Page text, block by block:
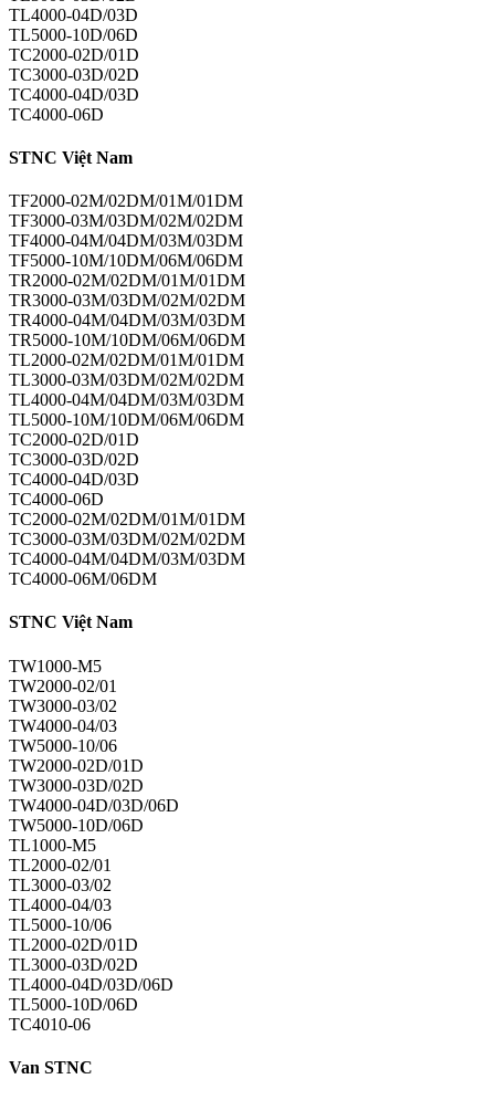
TL4000-04D/03D
TL5000-10D/06D
TC2000-02D/01D
TC3000-03D/02D
TC4000-04D/03D
TC4000-06D
STNC Việt Nam
TF2000-02M/02DM/01M/01DM
TF3000-03M/03DM/02M/02DM
TF4000-04M/04DM/03M/03DM
TF5000-10M/10DM/06M/06DM
TR2000-02M/02DM/01M/01DM
TR3000-03M/03DM/02M/02DM
TR4000-04M/04DM/03M/03DM
TR5000-10M/10DM/06M/06DM
TL2000-02M/02DM/01M/01DM
TL3000-03M/03DM/02M/02DM
TL4000-04M/04DM/03M/03DM
TL5000-10M/10DM/06M/06DM
TC2000-02D/01D
TC3000-03D/02D
TC4000-04D/03D
TC4000-06D
TC2000-02M/02DM/01M/01DM
TC3000-03M/03DM/02M/02DM
TC4000-04M/04DM/03M/03DM
TC4000-06M/06DM
STNC Việt Nam
TW1000-M5
TW2000-02/01
TW3000-03/02
TW4000-04/03
TW5000-10/06
TW2000-02D/01D
TW3000-03D/02D
TW4000-04D/03D/06D
TW5000-10D/06D
TL1000-M5
TL2000-02/01
TL3000-03/02
TL4000-04/03
TL5000-10/06
TL2000-02D/01D
TL3000-03D/02D
TL4000-04D/03D/06D
TL5000-10D/06D
TC4010-06
Van STNC